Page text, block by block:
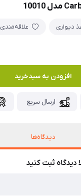
دیواری علاقه‌مندی
افزودن به سبدخرید
ارسال سریع
دیدگاه‌ها
دیدگاه ثبت کنید